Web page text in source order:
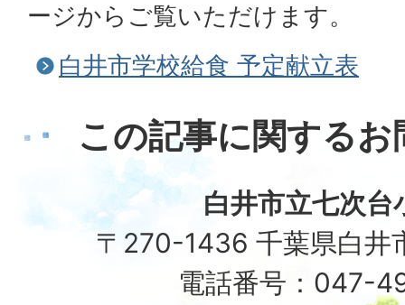
ージからご覧いただけます。
白井市学校給食 予定献立表
この記事に関する
白井市立七次台
〒270-1436 千葉県白井
電話番号：047-